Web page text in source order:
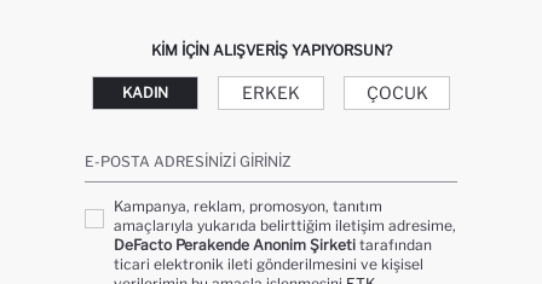
KIM IÇIN ALIŞVERIŞ YAPIYORSUN?
KADIN ERKEK ÇOCUK
E-POSTA ADRESINIZI GIRINIZ
Kampanya, reklam, promosyon, tanıtım
amaçlarıyla yukarıda belirttiğim iletişim adresime,
DeFacto Perakende Anonim Şirketi tarafından
ticari elektronik ileti gönderilmesini ve kişisel